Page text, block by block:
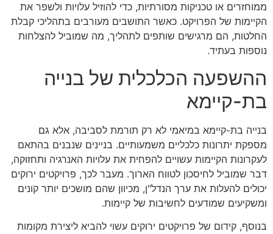
ממוחזרים או טכניקות מסורתיות, כדי להוזיל עלויות ולשפר את
הקיימות של הפרויקט. כאשר התושבים מעורבים בתהליכי קבלת
החלטות, הם מרגישים שותפים לתהליך, מה שמוביל להצלחות
נוספות בעתיד.
ההשפעה הכלכלית של בנייה
בת-קיימא
בנייה בת-קיימא במיאמי לא רק תורמת לסביבה, אלא גם
מספקת יתרונות כלכליים משמעותיים. בניינים שנבנים בהתאם
לעקרונות הקיימות עשויים להפחית את עלויות האנרגיה ותחזוקה,
דבר שמוביל לחיסכון לטווח הארוך. מעבר לכך, פרויקטים ירוקים
יכולים להעלות את ערך הנדל"ן, מכיוון שהם מושכים יותר קונים
ומשקיעים שמודעים לחשיבות של קיימות.
בנוסף, קידום של פרויקטים ירוקים עשוי להביא ליצירת מקומות